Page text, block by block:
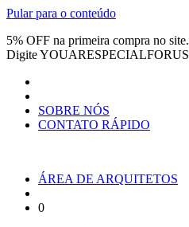
Pular para o conteúdo
5% OFF na primeira compra no site.
DigiteYOUARESPECIALFORUS
SOBRE NÓS
CONTATO RÁPIDO
ÁREA DE ARQUITETOS
0